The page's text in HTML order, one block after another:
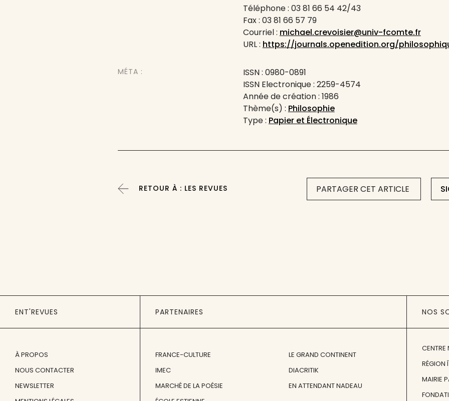
Téléphone : 03 81 66 54 42/43
Fax : 03 81 66 57 79
Courriel : michael.crevoisier@univ-fcomte.fr
URL : https://journals.openedition.org/
MÉTA :
ISSN : 0980-0891
ISSN Electronique : 2259-4574
Année de création : 1986
Thème(s) : Philosophie
Type : Papier et Électronique
PARTAGER CET ARTICLE
RETOUR À : LES REVUES
ENT'REVUES
À PROPOS
NOUS CONTACTER
NEWSLETTER
PARTENAIRES
FRANCE-CULTURE
IMEC
MARCHÉ DE LA POÉSIE
LE GRAND CONTINENT
DIACRITIK
EN ATTENDANT NADEAU
NOS
CENTRE
RÉGION
MAIRIE